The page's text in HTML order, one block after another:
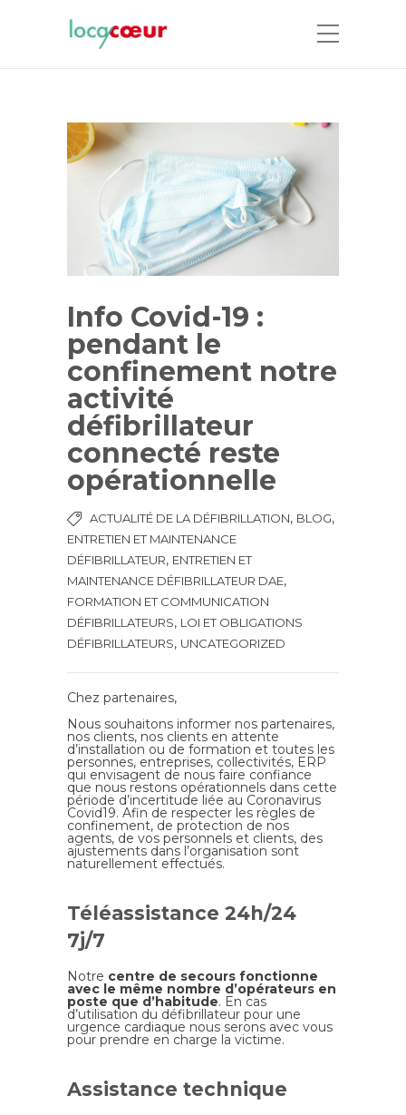
Info Covid-19 :
pendant le
confinement notre
activité
défibrillateur
connecté reste
opérationnelle
ACTUALITÉ DE LA DÉFIBRILLATION, BLOG,
ENTRETIEN ET MAINTENANCE
DÉFIBRILLATEUR, ENTRETIEN ET
MAINTENANCE DÉFIBRILLATEUR DAE,
FORMATION ET COMMUNICATION
DÉFIBRILLATEURS, LOI ET OBLIGATIONS
DÉFIBRILLATEURS, UNCATEGORIZED
Chez partenaires,
Nous souhaitons informer nos partenaires,
nos clients, nos clients en attente
d’installation ou de formation et toutes les
personnes, entreprises, collectivités, ERP
qui envisagent de nous faire confiance
que nous restons opérationnels dans cette
période d’incertitude liée au Coronavirus
Covid19. Afin de respecter les règles de
confinement, de protection de nos
agents, de vos personnels et clients, des
ajustements dans l’organisation sont
naturellement effectués.
Téléassistance 24h/24
7j/7
Notre centre de secours fonctionne
avec le même nombre d’opérateurs en
poste que d’habitude. En cas
d’utilisation du défibrillateur pour une
urgence cardiaque nous serons avec vous
pour prendre en charge la victime.
Assistance technique